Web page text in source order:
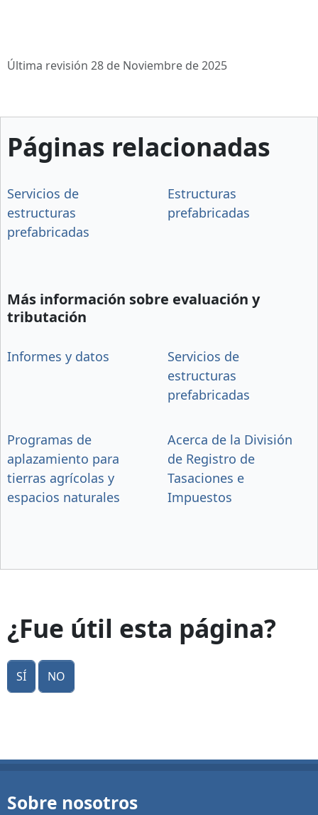
Última revisión 28 de Noviembre de 2025
Páginas relacionadas
Servicios de
estructuras
prefabricadas
Estructuras
prefabricadas
Más información sobre evaluación y
tributación
Informes y datos
Servicios de
estructuras
prefabricadas
Programas de
aplazamiento para
tierras agrícolas y
espacios naturales
Acerca de la División
de Registro de
Tasaciones e
Impuestos
¿Fue útil esta página?
Sí No
Sobre nosotros